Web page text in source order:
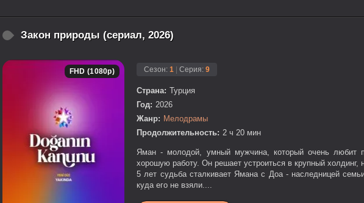
Закон природы (сериал, 2026)
FHD (1080p) Сезон: 1 Серия: 9
Страна: Турция
Год: 2026
Жанр: Мелодрамы
Продолжительность: 2 ч 20 мин
Яман - молодой, умный мужчина, который очень любит
хорошую работу. Он решает устроиться в крупный холдинг,
5 лет судьба сталкивает Ямана с Доа - наследницей
куда его не взяли....